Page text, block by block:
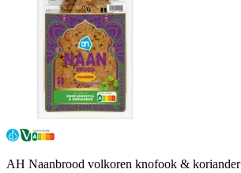
AH Naanbrood volkoren knofook & koriander